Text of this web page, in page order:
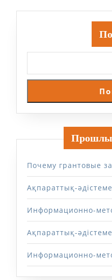
Почему грантовые
Ақпараттық-
Информационно-
Ақпараттық-
Информационно-